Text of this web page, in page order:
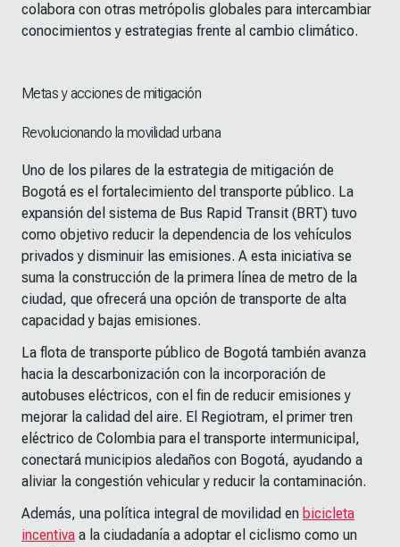
colabora con otras metrópolis globales para intercambiar
conocimientos y estrategias frente al cambio climático.
Metas y acciones de mitigación
Revolucionando la movilidad urbana
Uno de los pilares de la estrategia de mitigación de
Bogotá es el fortalecimiento del transporte público. La
expansión del sistema de Bus Rapid Transit (BRT) tuvo
como objetivo reducir la dependencia de los vehículos
privados y disminuir las emisiones. A esta iniciativa se
suma la construcción de la primera línea de metro de la
ciudad, que ofrecerá una opción de transporte de alta
capacidad y bajas emisiones.
La flota de transporte público de Bogotá también avanza
hacia la descarbonización con la incorporación de
autobuses eléctricos, con el fin de reducir emisiones y
mejorar la calidad del aire. El Regiotram, el primer tren
eléctrico de Colombia para el transporte intermunicipal,
conectará municipios aledaños con Bogotá, ayudando a
aliviar la congestión vehicular y reducir la contaminación.
Además, una política integral de movilidad en bicicleta
incentiva a la ciudadanía a adoptar el ciclismo como un